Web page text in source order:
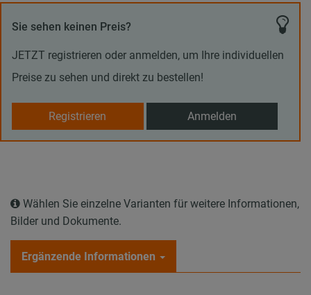
Sie sehen keinen Preis?
JETZT registrieren oder anmelden, um Ihre individuellen
Preise zu sehen und direkt zu bestellen!
Registrieren Anmelden
Wählen Sie einzelne Varianten für weitere Informationen,
Bilder und Dokumente.
Ergänzende Informationen